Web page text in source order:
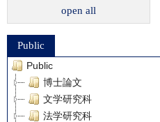
open all
Public
Public
博士論文
文学研究科
法学研究科